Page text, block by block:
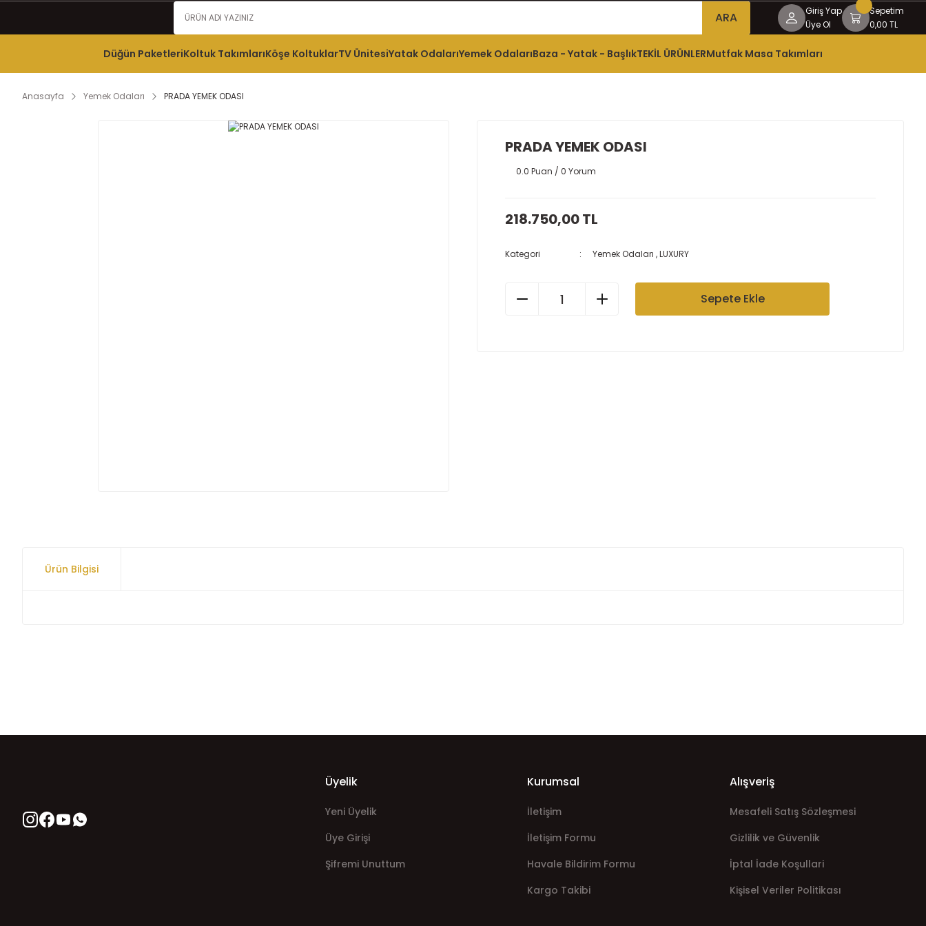
ARA
Giriş Yap
Üye Ol
Sepetim
0,00 TL
Düğün PaketleriKoltuk TakımlarıKöşe KoltuklarTV ÜnitesiYatak OdalarıYemek OdalarıBaza - Yatak - BaşlıkTEKİL ÜRÜNLERMutfak Masa Takımları
Anasayfa Yemek Odaları PRADA YEMEK ODASI
PRADA YEMEK ODASI
0.0 Puan / 0 Yorum
218.750,00 TL
Kategori Yemek Odaları ,LUXURY
Sepete Ekle
Ürün Bilgisi
Üyelik
Yeni Üyelik
Üye Girişi
Şifremi Unuttum
Kurumsal
İletişim
İletişim Formu
Havale Bildirim Formu
Kargo Takibi
Alışveriş
Mesafeli Satış Sözleşmesi
Gizlilik ve Güvenlik
İptal İade Koşullari
Kişisel Veriler Politikası